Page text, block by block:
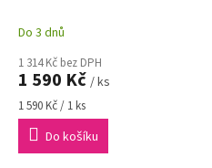
až 15x mikrozávlaha |
Do 3 dnů
1 314 Kč bez DPH
1 590 Kč / ks
Měrná
cena:
1 590 Kč / 1 ks
Do košíku